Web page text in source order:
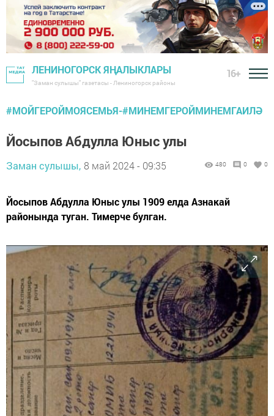
ЛЕНИНОГОРСК ЯҢАЛЫКЛАРЫ
"Заман сулышы" газетасы - Лениногорск районы
16+
#МОЙГЕРОЙМОЯСЕМЬЯ-#МИНЕМГЕРОЙМИНЕМГАИЛӘ
Йосыпов Абдулла Юныс улы
Заман сулышы, 8 май 2024 - 09:35 480 0 0
Йосыпов Абдулла Юныс улы 1909 елда Азнакай
районында туган. Тимерче булган.